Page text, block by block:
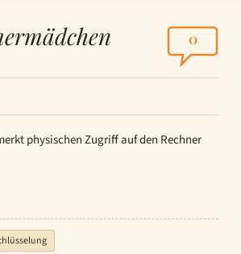
0
physischen Zugriff auf den Rechner